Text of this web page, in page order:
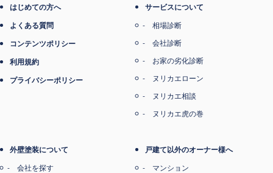
はじめての方へ
よくある質問
コンテンツポリシー
利用規約
プライバシーポリシー
サービスについて
相場診断
会社診断
お家の劣化診断
ヌリカエローン
ヌリカエ相談
ヌリカエ虎の巻
外壁塗装について
会社を探す
戸建て以外のオーナー様へ
マンション